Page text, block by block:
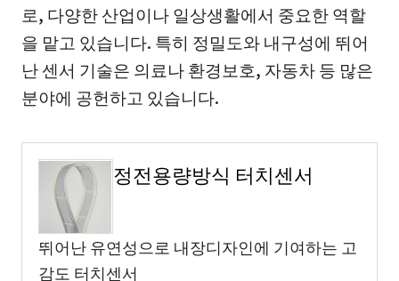
로, 다양한 산업이나 일상생활에서 중요한 역할
을 맡고 있습니다. 특히 정밀도와 내구성에 뛰어
난 센서 기술은 의료나 환경보호, 자동차 등 많은
분야에 공헌하고 있습니다.
정전용량방식 터치센서
뛰어난 유연성으로 내장디자인에 기여하는 고
감도 터치센서